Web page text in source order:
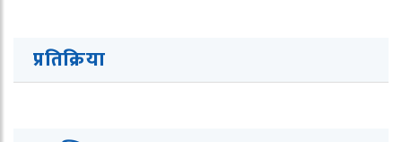
प्रतिक्रिया